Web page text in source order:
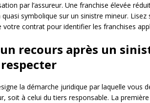
par l’assureur. Une franchise élevée
quasi symbolique sur un sinistre mineur.
votre contrat pour identifier les franchises
recours après un
la démarche juridique par laquelle vous
soit à celui du tiers responsable. La